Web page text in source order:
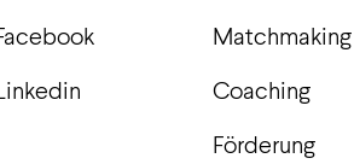
Matchmaking
Coaching
Förderung